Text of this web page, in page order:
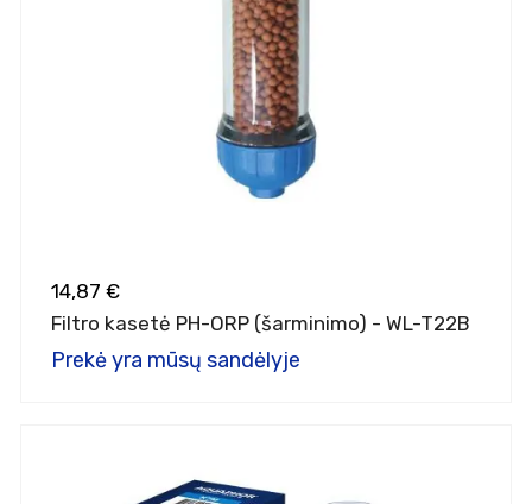
14,87 €
Filtro kasetė PH-ORP (šarminimo) - WL-T22B
Prekė yra mūsų sandėlyje